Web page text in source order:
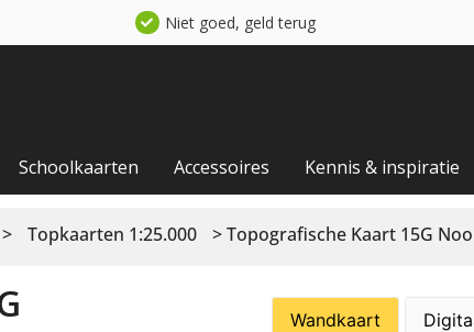
Niet goed, geld terug
Schoolkaarten Accessoires Kennis & inspiratie
> Topkaarten 1:25.000 > Topografische Kaart 15G
Wandkaart